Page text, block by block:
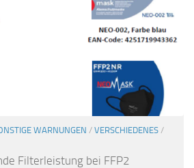
WARNUNGEN / VERSCHIEDENES /
Filterleistung bei FFP2